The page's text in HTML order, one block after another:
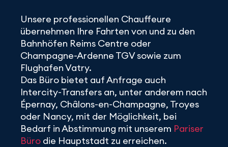
Unsere professionellen Chauffeure
übernehmen Ihre Fahrten von und zu den
Bahnhöfen Reims Centre oder
Champagne-Ardenne TGV sowie zum
Flughafen Vatry.
Das Büro bietet auf Anfrage auch
Intercity-Transfers an, unter anderem nach
Épernay, Châlons-en-Champagne, Troyes
oder Nancy, mit der Möglichkeit, bei
Bedarf in Abstimmung mit unserem Pariser
Bürodie Hauptstadt zu erreichen.